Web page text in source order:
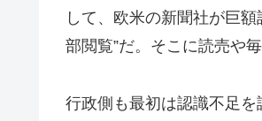
して、欧米の新聞社が巨
部閲覧”だ。そこに読売や
行政側も最初は認識不足